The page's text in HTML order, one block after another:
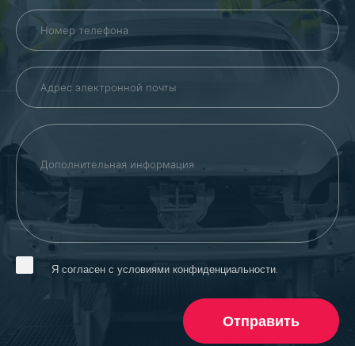
Я согласен с условиями конфиденциальности.
Отправить